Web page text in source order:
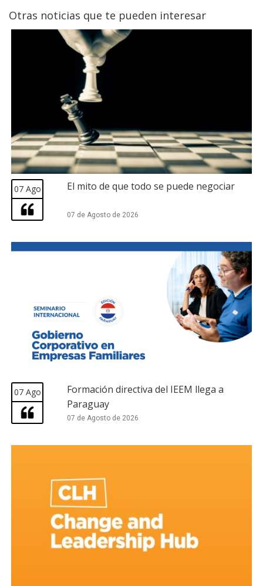
Otras noticias que te pueden interesar
07 Ago El mito de que todo se puede negociar
07 de Agosto de 2026
07 Ago
Formación directiva del IEEM llega a
Paraguay
07 de Agosto de 2026